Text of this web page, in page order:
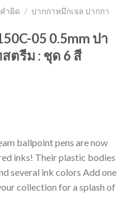
ำผิด / ปากกาหมึกเจล ปากกา
05 0.5mm ปา
ตรีม : ชุด 6 สี
ballpoint pens are now
inks! Their plastic bodies
several ink colors Add one
collection for a splash of